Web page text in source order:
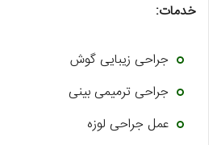
خدمات:
جراحی زیبایی گوش
جراحی ترمیمی بینی
عمل جراحی لوزه